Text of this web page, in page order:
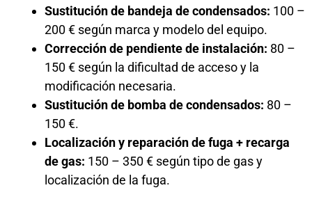
Sustitución de bandeja de condensados: 100 –
200 € según marca y modelo del equipo.
Corrección de pendiente de instalación: 80 –
150 € según la dificultad de acceso y la
modificación necesaria.
Sustitución de bomba de condensados: 80 –
150 €.
Localización y reparación de fuga + recarga
de gas: 150 – 350 € según tipo de gas y
localización de la fuga.